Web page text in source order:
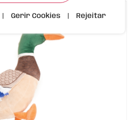
Gerir Cookies Rejeitar